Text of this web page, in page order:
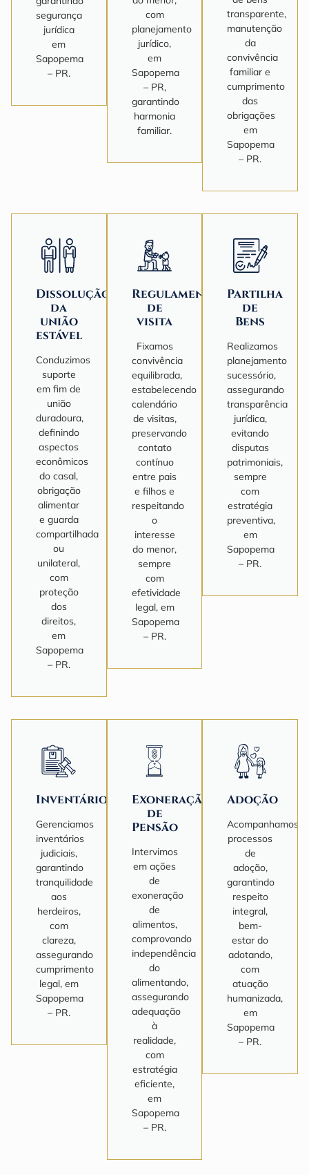
segurança
jurídica
em
Sapopema
– PR.
com
planejamento
jurídico,
em
Sapopema
– PR,
garantindo
harmonia
familiar.
transparente,
manutenção
da
convivência
familiar e
cumprimento
das
obrigações
em
Sapopema
– PR.
Dissolução
da
união
estável
Conduzimos
suporte
em fim de
união
duradoura,
definindo
aspectos
econômicos
do casal,
obrigação
alimentar
e guarda
compartilhada
ou
unilateral,
com
proteção
dos
direitos,
em
Sapopema
– PR.
Regulamentação
de
visita
Fixamos
convivência
equilibrada,
estabelecendo
calendário
de visitas,
preservando
contato
contínuo
entre pais
e filhos e
respeitando
o
interesse
do menor,
sempre
com
efetividade
legal, em
Sapopema
– PR.
Partilha
de
Bens
Realizamos
planejamento
sucessório,
assegurando
transparência
jurídica,
evitando
disputas
patrimoniais,
sempre
com
estratégia
preventiva,
em
Sapopema
– PR.
Inventário
Gerenciamos
inventários
judiciais,
garantindo
tranquilidade
aos
herdeiros,
com
clareza,
assegurando
cumprimento
legal, em
Sapopema
– PR.
Exoneração
de
Pensão
Intervimos
em ações
de
exoneração
de
alimentos,
comprovando
independência
do
alimentando,
assegurando
adequação
à
realidade,
com
estratégia
eficiente,
em
Sapopema
– PR.
Adoção
Acompanhamos
processos
de
adoção,
garantindo
respeito
integral,
bem-
estar do
adotando,
com
atuação
humanizada,
em
Sapopema
– PR.